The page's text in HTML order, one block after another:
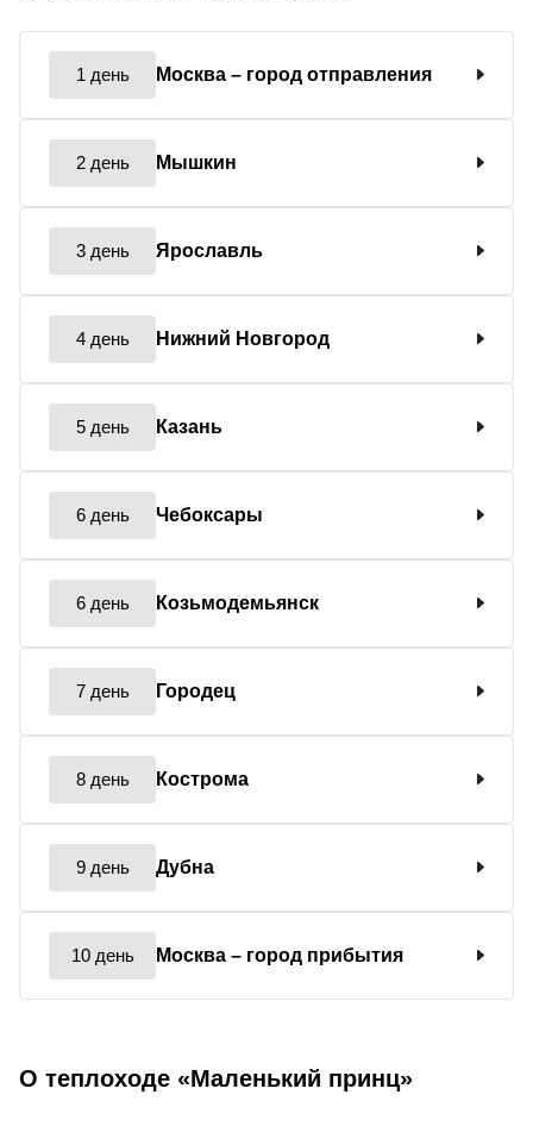
1 день Москва – город отправления
2 день Мышкин
3 день Ярославль
4 день Нижний Новгород
5 день Казань
6 день Чебоксары
6 день Козьмодемьянск
7 день Городец
8 день Кострома
9 день Дубна
10 день Москва – город прибытия
О теплоходе «Маленький принц»